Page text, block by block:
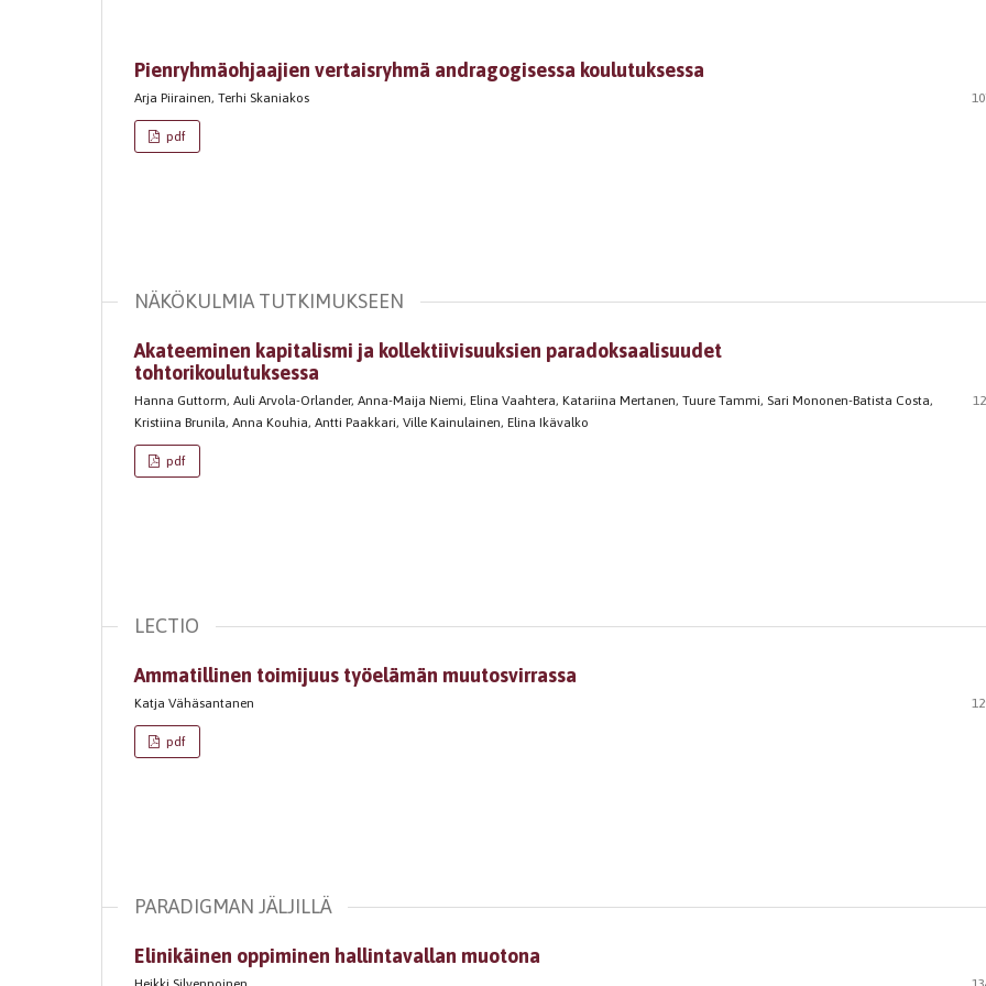
Pienryhmäohjaajien vertaisryhmä andragogisessa koulutuksessa
Arja Piirainen, Terhi Skaniakos
pdf
NÄKÖKULMIA TUTKIMUKSEEN
Akateeminen kapitalismi ja kollektiivisuuksien paradoksaalisuudet
tohtorikoulutuksessa
Hanna Guttorm, Auli Arvola-Orlander, Anna-Maija Niemi, Elina Vaahtera, Katariina Mertanen, Tuure Tammi, Sari Mononen-Batista Costa,
Kristiina Brunila, Anna Kouhia, Antti Paakkari, Ville Kainulainen, Elina Ikävalko
pdf
LECTIO
Ammatillinen toimijuus työelämän muutosvirrassa
Katja Vähäsantanen
pdf
PARADIGMAN JÄLJILLÄ
Elinikäinen oppiminen hallintavallan muotona